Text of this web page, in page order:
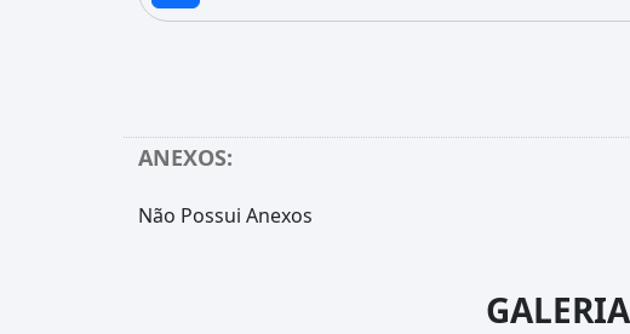
ANEXOS:
Não Possui Anexos